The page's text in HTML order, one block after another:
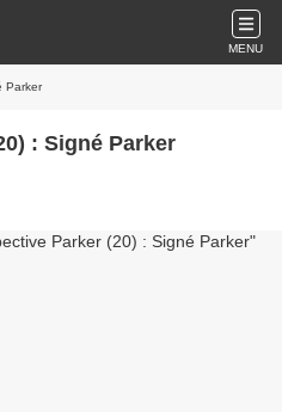
MENU
Parker
: Signé Parker